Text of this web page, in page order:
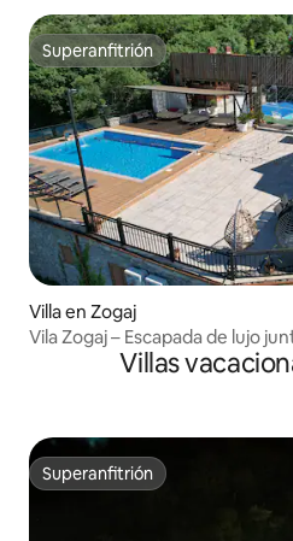
Superanfitrión
Superanfitrión
Villa en Zogaj
Vila Zogaj – Escapada de lujo
Villas
Superanfitrión
Superanfitrión